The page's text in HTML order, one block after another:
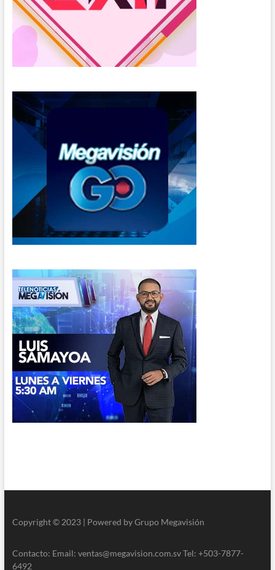
Copyright © 2023 | Powered by Grupo Megavisión
Contacto: Email: ventas@megavision.com.sv Tel: +503-7877-
6492